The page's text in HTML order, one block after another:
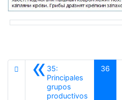
«35:
Principales
grupos
productivos
36